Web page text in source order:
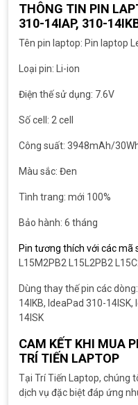
THÔNG TIN PIN
310-14IAP, 310-
Tên pin laptop: Pin laptop
Loại pin: Li-ion
Điện thế sử dụng: 7.6V
Số cell: 2 cell
Công suất: 3948mAh/
Màu sắc: Đen
Tình trang: mới 100%
Bảo hành: 6 tháng
Pin tương thích với các mã
L15M2PB2 L15L2PB2
Dùng thay thế pin các
14IKB, IdeaPad 310-14ISK,
14ISK
CAM KẾT KHI MUA
TRÍ TIẾN LAPTOP
Tại Trí Tiến Laptop, chúng
dịch vụ đặc biệt đáp ứng